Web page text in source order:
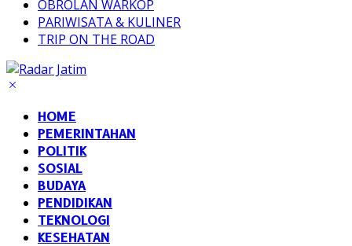
OBROLAN WARKOP
PARIWISATA & KULINER
TRIP ON THE ROAD
HOME
PEMERINTAHAN
POLITIK
SOSIAL
BUDAYA
PENDIDIKAN
TEKNOLOGI
KESEHATAN